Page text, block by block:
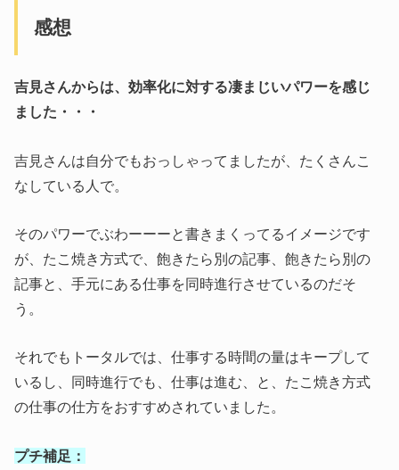
感想
吉見さんからは、効率化に対する凄まじいパワーを感じ
ました・・・
吉見さんは自分でもおっしゃってましたが、たくさんこ
なしている人で。
そのパワーでぶわーーーと書きまくってるイメージです
が、たこ焼き方式で、飽きたら別の記事、飽きたら別の
記事と、手元にある仕事を同時進行させているのだそ
う。
それでもトータルでは、仕事する時間の量はキープして
いるし、同時進行でも、仕事は進む、と、たこ焼き方式
の仕事の仕方をおすすめされていました。
プチ補足：